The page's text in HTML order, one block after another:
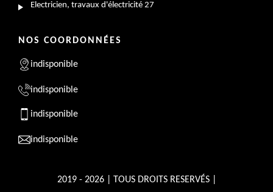
Electricien, travaux d'électricité 27
NOS COORDONNÉES
indisponible
indisponible
indisponible
indisponible
2019 - 2026 | TOUS DROITS RESERVÉS |